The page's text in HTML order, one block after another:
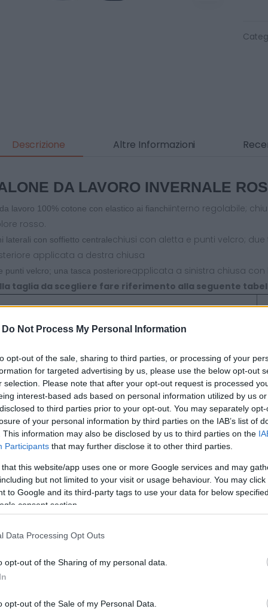
Do Not Process My Personal Information
opt-out of the sale, sharing to third parties, or processing of your
for targeted advertising by us, please use the below opt-out
selection. Please note that after your opt-out request is processed
interest-based ads based on personal information utilized by us
to third parties prior to your opt-out. You may separately
of your personal information by third parties on the IAB’s list of
This information may also be disclosed by us to third parties on the
Participants that may further disclose it to other third parties.
that this website/app uses one or more Google services and may
but not limited to your visit or usage behaviour. You may
to Google and its third-party tags to use your data for below
consent section.
Data Processing Opt Outs
opt-out of the Sharing of my personal data.
opt-out of the Sale of my Personal Data.
Descrizione Altre Informazioni
DA LAVORO INVERNALE
lavoro 100% cotone con elastico ai fianchiinterno regolabile;
rosso.
laterali con soffietto centralechiusi con aletta e punti velcro;
applicata a destra chiusa
punti velcro; una tasca posterioreapplicata a sinistra chiusa
taglia da scegliere fare riferimento alla seguente
S
FIANCO SENZA CINTURA
da lavoro| Antinfortunistica | Protezione |
Potrebbero